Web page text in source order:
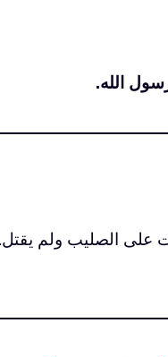
الله.
الصليب ولم يقتل.